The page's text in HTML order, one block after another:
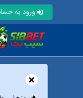
ورود به
×